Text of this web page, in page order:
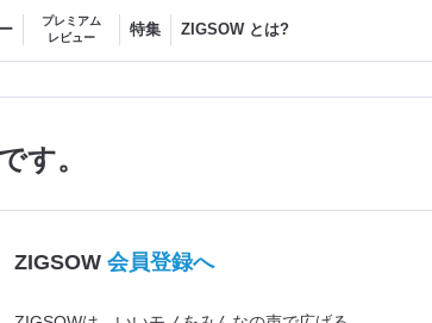
プレミアム
レビュー
特集 ZIGSOW とは?
す。
ZIGSOW 会員登録へ